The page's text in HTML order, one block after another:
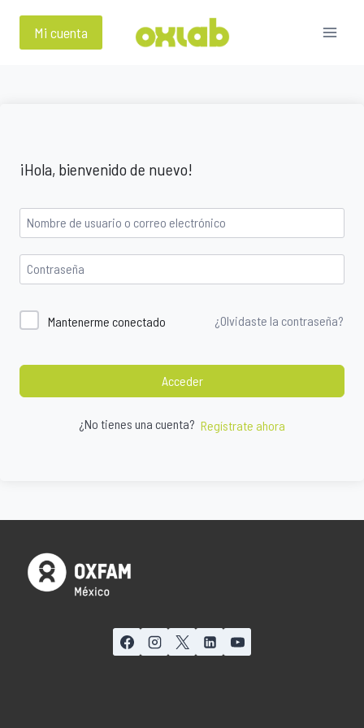
contenido
Mi cuenta
¡Hola, bienvenido de nuevo!
Mantenerme conectado ¿Olvidaste la contraseña?
Acceder
¿No tienes una cuenta? Regístrate ahora